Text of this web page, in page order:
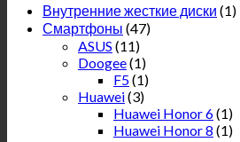
Внутренние жесткие диски (1)
Смартфоны (47)
ASUS (11)
Doogee(1)
F5(1)
Huawei(3)
Huawei Honor 6(1)
Huawei Honor 8 (1)